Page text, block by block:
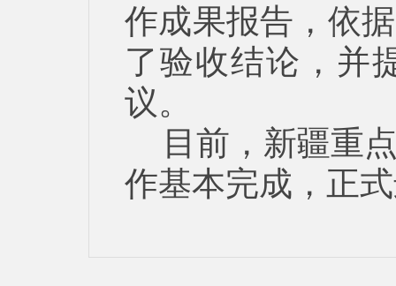
作成果报告，依
了验收结论，并
议。
目前，新疆重
作基本完成，正